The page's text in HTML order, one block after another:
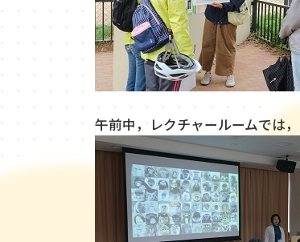
午前中，レクチャールームでは